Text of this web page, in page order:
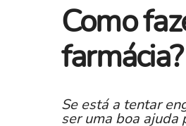
Como
farmácia?
Se está a tentar
ser uma boa ajuda